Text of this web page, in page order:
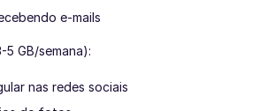
e-mails
GB/semana):
nas redes sociais